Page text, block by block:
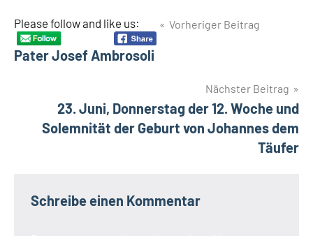
Please follow and like us:
BeitragsnavigationVorheriger Beitrag
Pater Josef Ambrosoli
Nächster Beitrag
23. Juni, Donnerstag der 12. Woche und
Solemnität der Geburt von Johannes dem
Täufer
Schreibe einen Kommentar